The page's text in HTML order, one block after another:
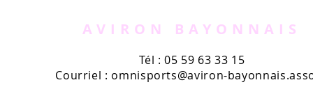
AVIRON BAYONNAIS
Tél : 05 59 63 33 15
Courriel : omnisports@aviron-